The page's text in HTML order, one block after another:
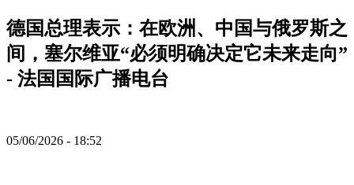
德国总理表示：在欧洲、中国与俄罗斯之
间，塞尔维亚“必须明确决定它未来走向”
- 法国国际广播电台
05/06/2026 - 18:52